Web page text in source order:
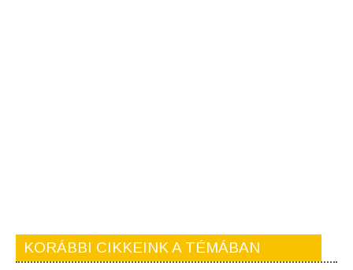
KORÁBBI CIKKEINK A TÉMÁBAN